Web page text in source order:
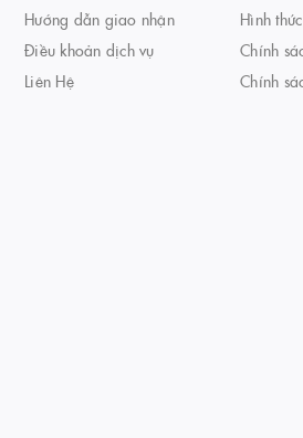
Hướng dẫn giao nhận
Điều khoản dịch vụ
Liên Hệ
Hình
Chính
Chính